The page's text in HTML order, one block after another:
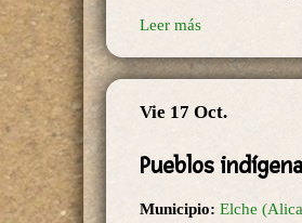
Leer más
Vie 17 Oct.
Pueblos
Municipio: Elche